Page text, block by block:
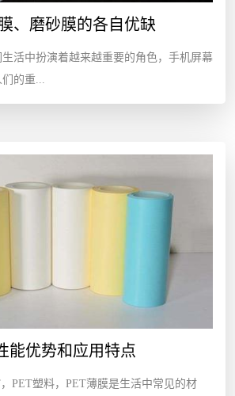
、磨砂膜的各自优缺
活中扮演着越来越重要的角色，手机屏幕
的重...
能优势和应用特点
PET塑料，PET薄膜是生活中常见的材